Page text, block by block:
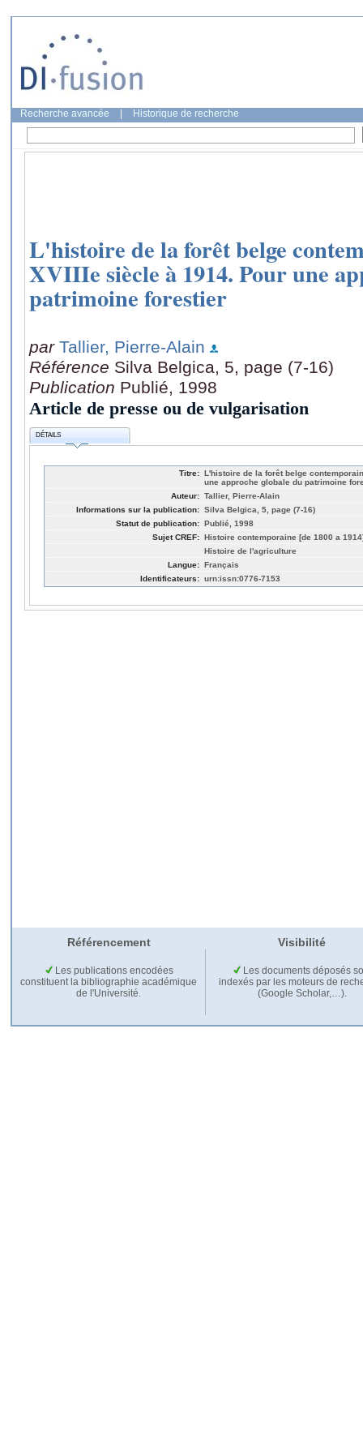
Recherche avancée Historique de recherche
L'histoire de la forêt belge
XVIIIe siècle à 1914. Pour une
patrimoine forestier
par Tallier, Pierre-Alain
Référence Silva Belgica, 5, page (7-16)
Publication Publié, 1998
Article de presse ou de vulgarisation
DÉTAILS
Titre: L'histoire de la forêt belge
une approche globale du patrimoine
Auteur: Tallier, Pierre-Alain
Informations sur la publication: Silva Belgica, 5, page (7-16)
Statut de publication: Publié, 1998
Sujet CREF: Histoire contemporaine [de 1800 a
Histoire de l'agriculture
Langue: Français
Identificateurs: urn:issn:0776-7153
Référencement Visibilité
Les publications encodées
constituent la bibliographie académique
de l'Université.
Les documents déposés
indexés par les moteurs de
(Google Scholar,…).